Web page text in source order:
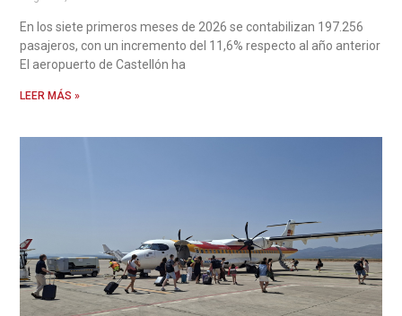
En los siete primeros meses de 2026 se contabilizan 197.256
pasajeros, con un incremento del 11,6% respecto al año anterior
El aeropuerto de Castellón ha
LEER MÁS »